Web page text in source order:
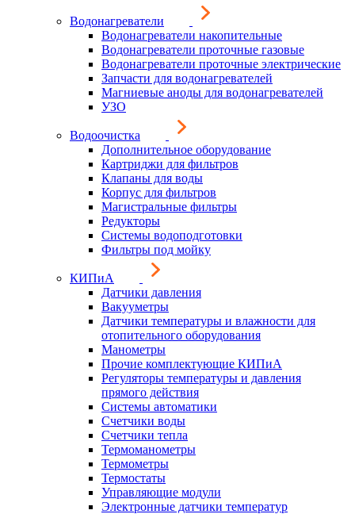
Водонагреватели
Водонагреватели накопительные
Водонагреватели проточные газовые
Водонагреватели проточные электрические
Запчасти для водонагревателей
Магниевые аноды для водонагревателей
УЗО
Водоочистка
Дополнительное оборудование
Картриджи для фильтров
Клапаны для воды
Корпус для фильтров
Магистральные фильтры
Редукторы
Системы водоподготовки
Фильтры под мойку
КИПиА
Датчики давления
Вакууметры
Датчики температуры и влажности для
отопительного оборудования
Манометры
Прочие комплектующие КИПиА
Регуляторы температуры и давления
прямого действия
Системы автоматики
Счетчики воды
Счетчики тепла
Термоманометры
Термометры
Термостаты
Управляющие модули
Электронные датчики температур